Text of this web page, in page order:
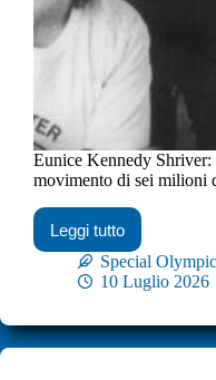
Eunice Kennedy Shriver:
movimento di sei milioni
Leggi tutto
Special
10 Luglio 2026